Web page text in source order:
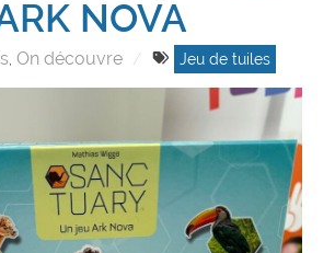
NOVA
On découvre Jeu de tuiles